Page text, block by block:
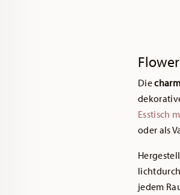
Die
Esstisch
oder als
jedem